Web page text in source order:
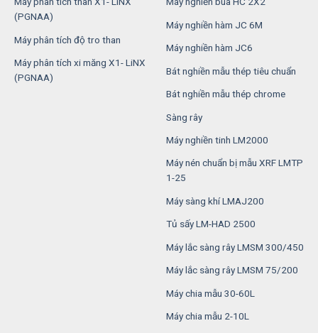
(PGNAA)
Máy phân tích độ tro than
Máy phân tích xi măng X1- LiNX
(PGNAA)
Máy nghiền hàm JC 6M
Máy nghiền hàm JC6
Bát nghiền mẫu thép tiêu chuẩn
Bát nghiền mẫu thép chrome
Sàng rây
Máy nghiền tinh LM2000
Máy nén chuẩn bị mẫu XRF LMTP
1-25
Máy sàng khí LMAJ200
Tủ sấy LM-HAD 2500
Máy lắc sàng rây LMSM 300/450
Máy lắc sàng rây LMSM 75/200
Máy chia mẫu 30-60L
Máy chia mẫu 2-10L